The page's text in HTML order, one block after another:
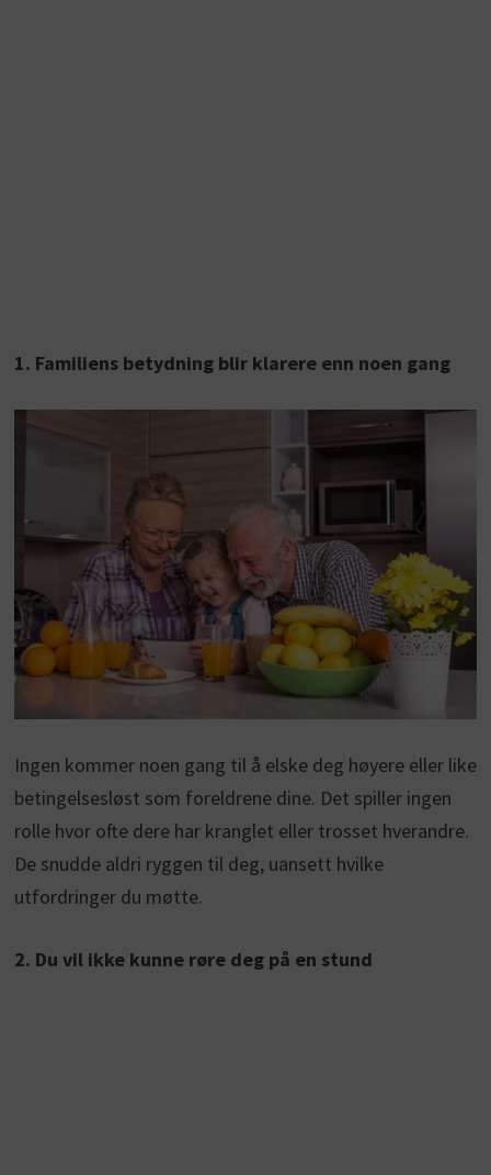
1. Familiens betydning blir klarere enn noen gang
Ingen kommer noen gang til å elske deg høyere eller like
betingelsesløst som foreldrene dine. Det spiller ingen
rolle hvor ofte dere har kranglet eller trosset hverandre.
De snudde aldri ryggen til deg, uansett hvilke
utfordringer du møtte.
2. Du vil ikke kunne røre deg på en stund